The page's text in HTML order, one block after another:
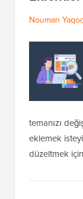
Nouman
temanızı
eklemek
düzeltmek